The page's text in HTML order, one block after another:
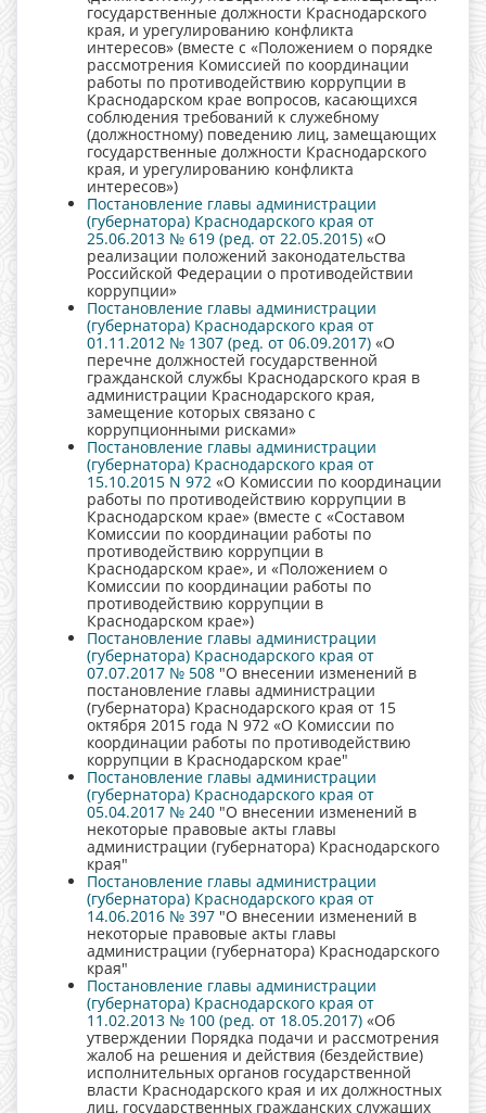
государственные должности Краснодарского
края, и урегулированию конфликта
интересов» (вместе с «Положением о порядке
рассмотрения Комиссией по координации
работы по противодействию коррупции в
Краснодарском крае вопросов, касающихся
соблюдения требований к служебному
(должностному) поведению лиц, замещающих
государственные должности Краснодарского
края, и урегулированию конфликта
интересов»)
Постановление главы администрации
(губернатора) Краснодарского края от
25.06.2013 № 619 (ред. от 22.05.2015) «О
реализации положений законодательства
Российской Федерации о противодействии
коррупции»
Постановление главы администрации
(губернатора) Краснодарского края от
01.11.2012 № 1307 (ред. от 06.09.2017) «О
перечне должностей государственной
гражданской службы Краснодарского края в
администрации Краснодарского края,
замещение которых связано с
коррупционными рисками»
Постановление главы администрации
(губернатора) Краснодарского края от
15.10.2015 N 972 «О Комиссии по координации
работы по противодействию коррупции в
Краснодарском крае» (вместе с «Составом
Комиссии по координации работы по
противодействию коррупции в
Краснодарском крае», и «Положением о
Комиссии по координации работы по
противодействию коррупции в
Краснодарском крае»)
Постановление главы администрации
(губернатора) Краснодарского края от
07.07.2017 № 508 "О внесении изменений в
постановление главы администрации
(губернатора) Краснодарского края от 15
октября 2015 года N 972 «О Комиссии по
координации работы по противодействию
коррупции в Краснодарском крае"
Постановление главы администрации
(губернатора) Краснодарского края от
05.04.2017 № 240 "О внесении изменений в
некоторые правовые акты главы
администрации (губернатора) Краснодарского
края"
Постановление главы администрации
(губернатора) Краснодарского края от
14.06.2016 № 397 "О внесении изменений в
некоторые правовые акты главы
администрации (губернатора) Краснодарского
края"
Постановление главы администрации
(губернатора) Краснодарского края от
11.02.2013 № 100 (ред. от 18.05.2017) «Об
утверждении Порядка подачи и рассмотрения
жалоб на решения и действия (бездействие)
исполнительных органов государственной
власти Краснодарского края и их должностных
лиц, государственных гражданских служащих